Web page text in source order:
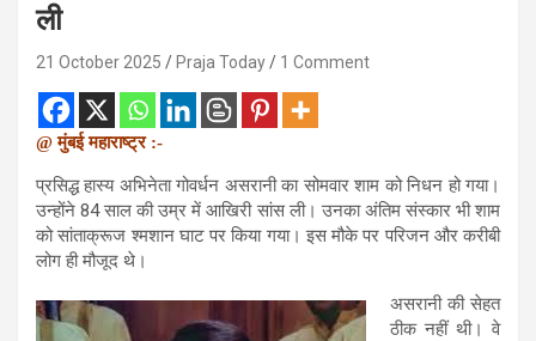
ली
21 October 2025 Praja Today 1 Comment
@ मुंबई महाराष्ट्र :-
प्रसिद्ध हास्य अभिनेता गोवर्धन असरानी का सोमवार शाम को निधन हो गया।
उन्होंने 84 साल की उम्र में आखिरी सांस ली। उनका अंतिम संस्कार भी शाम
को सांताक्रूज श्मशान घाट पर किया गया। इस मौके पर परिजन और करीबी
लोग ही मौजूद थे।
असरानी की सेहत
ठीक नहीं थी। वे